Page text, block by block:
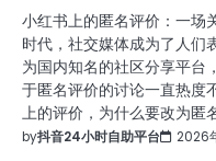
小红书上的匿名评价：一场
时代，社交媒体成为了人们
为国内知名的社区分享平台
于匿名评价的讨论一直热度
上的评价，为什么要改为匿
by抖音24小时自助平台 2026